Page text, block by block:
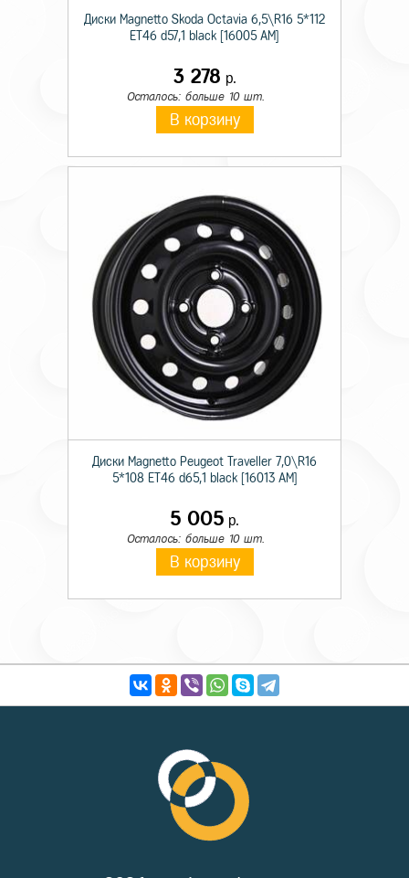
Диски Magnetto Skoda Octavia 6,5\R16 5*112
ET46 d57,1 black [16005 AM]
3 278 р.
Осталось: больше 10 шт.
В корзину
Диски Magnetto Peugeot Traveller 7,0\R16
5*108 ET46 d65,1 black [16013 AM]
5 005 р.
Осталось: больше 10 шт.
В корзину